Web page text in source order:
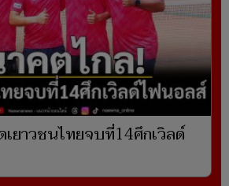
ยาวชนไทยจบที่14ศึกเวิลด์